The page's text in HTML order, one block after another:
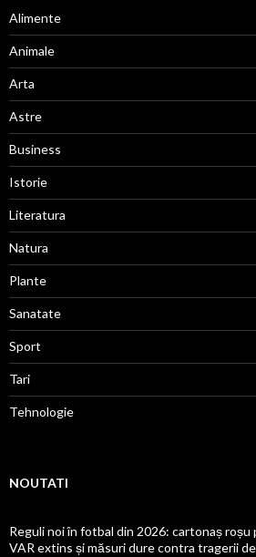
Alimente
Animale
Arta
Astre
Business
Istorie
Literatura
Natura
Plante
Sanatate
Sport
Tari
Tehnologie
NOUTATI
Reguli noi în fotbal din 2026: cartonaș
VAR extins și măsuri dure contra tragerii